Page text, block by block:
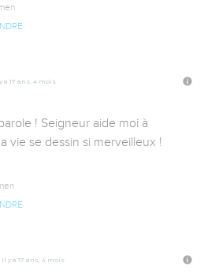
a 17 ans, 4 mois
! Seigneur aide moi à
vie se dessin si merveilleux !
Il y a 17 ans, 4 mois